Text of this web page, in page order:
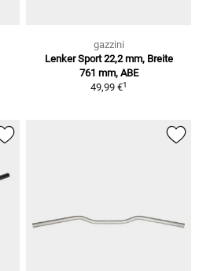
gazzini
Lenker Sport 22,2 mm, Breite
761 mm, ABE
49,99 €1